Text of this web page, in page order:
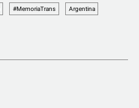
#MemoriaTrans Argentina